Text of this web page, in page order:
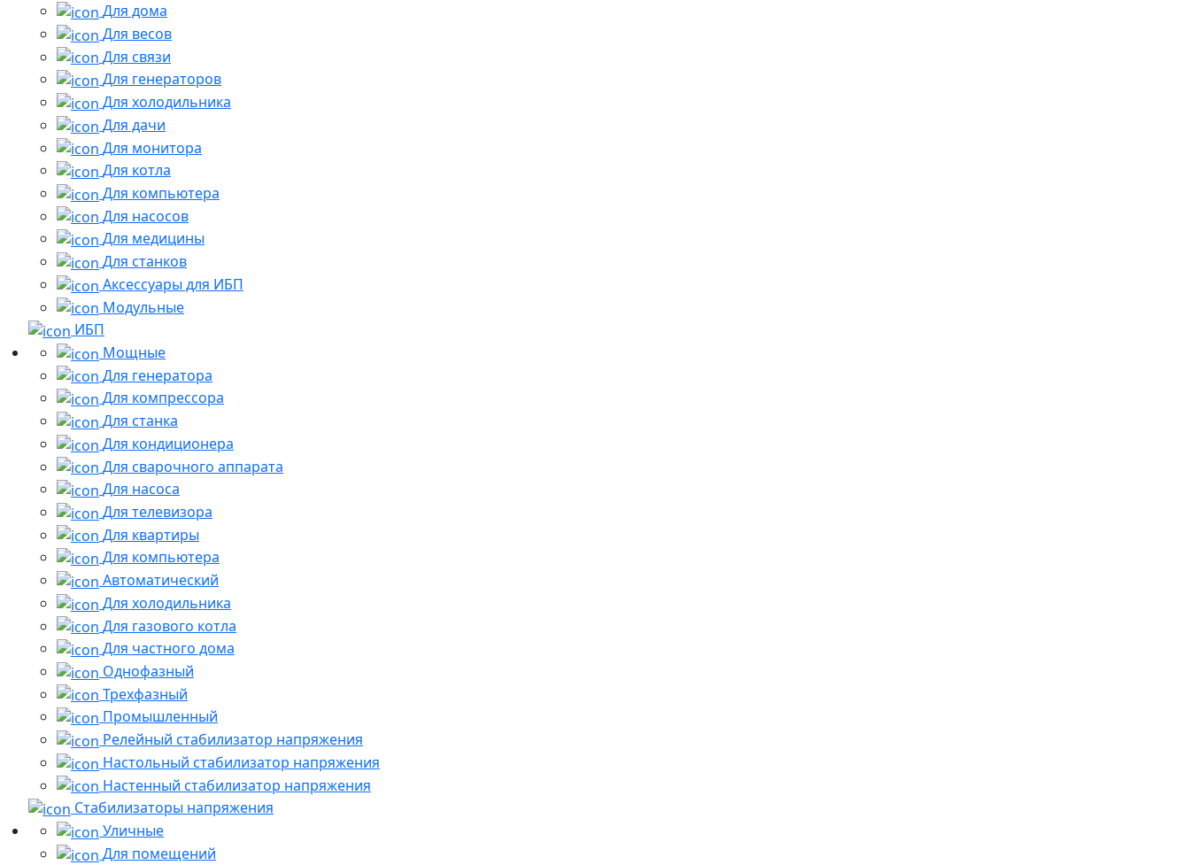
Для дома
Для весов
Для связи
Для генераторов
Для холодильника
Для дачи
Для монитора
Для котла
Для компьютера
Для насосов
Для медицины
Для станков
Аксессуары для ИБП
Модульные
ИБП
Мощные
Для генератора
Для компрессора
Для станка
Для кондиционера
Для сварочного аппарата
Для насоса
Для телевизора
Для квартиры
Для компьютера
Автоматический
Для холодильника
Для газового котла
Для частного дома
Однофазный
Трехфазный
Промышленный
Релейный стабилизатор напряжения
Настольный стабилизатор напряжения
Настенный стабилизатор напряжения
Стабилизаторы напряжения
Уличные
Для помещений